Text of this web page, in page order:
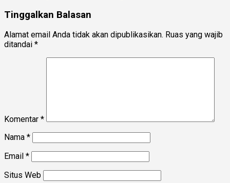
Tinggalkan Balasan
Alamat email Anda tidak akan dipublikasikan. Ruas yang wajib
ditandai *
Komentar *
Nama *
Email *
Situs Web